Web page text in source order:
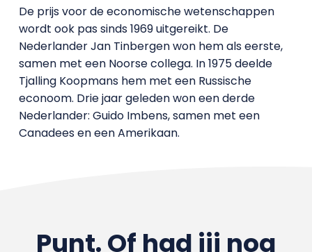
De prijs voor de economische wetenschappen
wordt ook pas sinds 1969 uitgereikt. De
Nederlander Jan Tinbergen won hem als eerste,
samen met een Noorse collega. In 1975 deelde
Tjalling Koopmans hem met een Russische
econoom. Drie jaar geleden won een derde
Nederlander: Guido Imbens, samen met een
Canadees en een Amerikaan.
Punt. Of had jij nog